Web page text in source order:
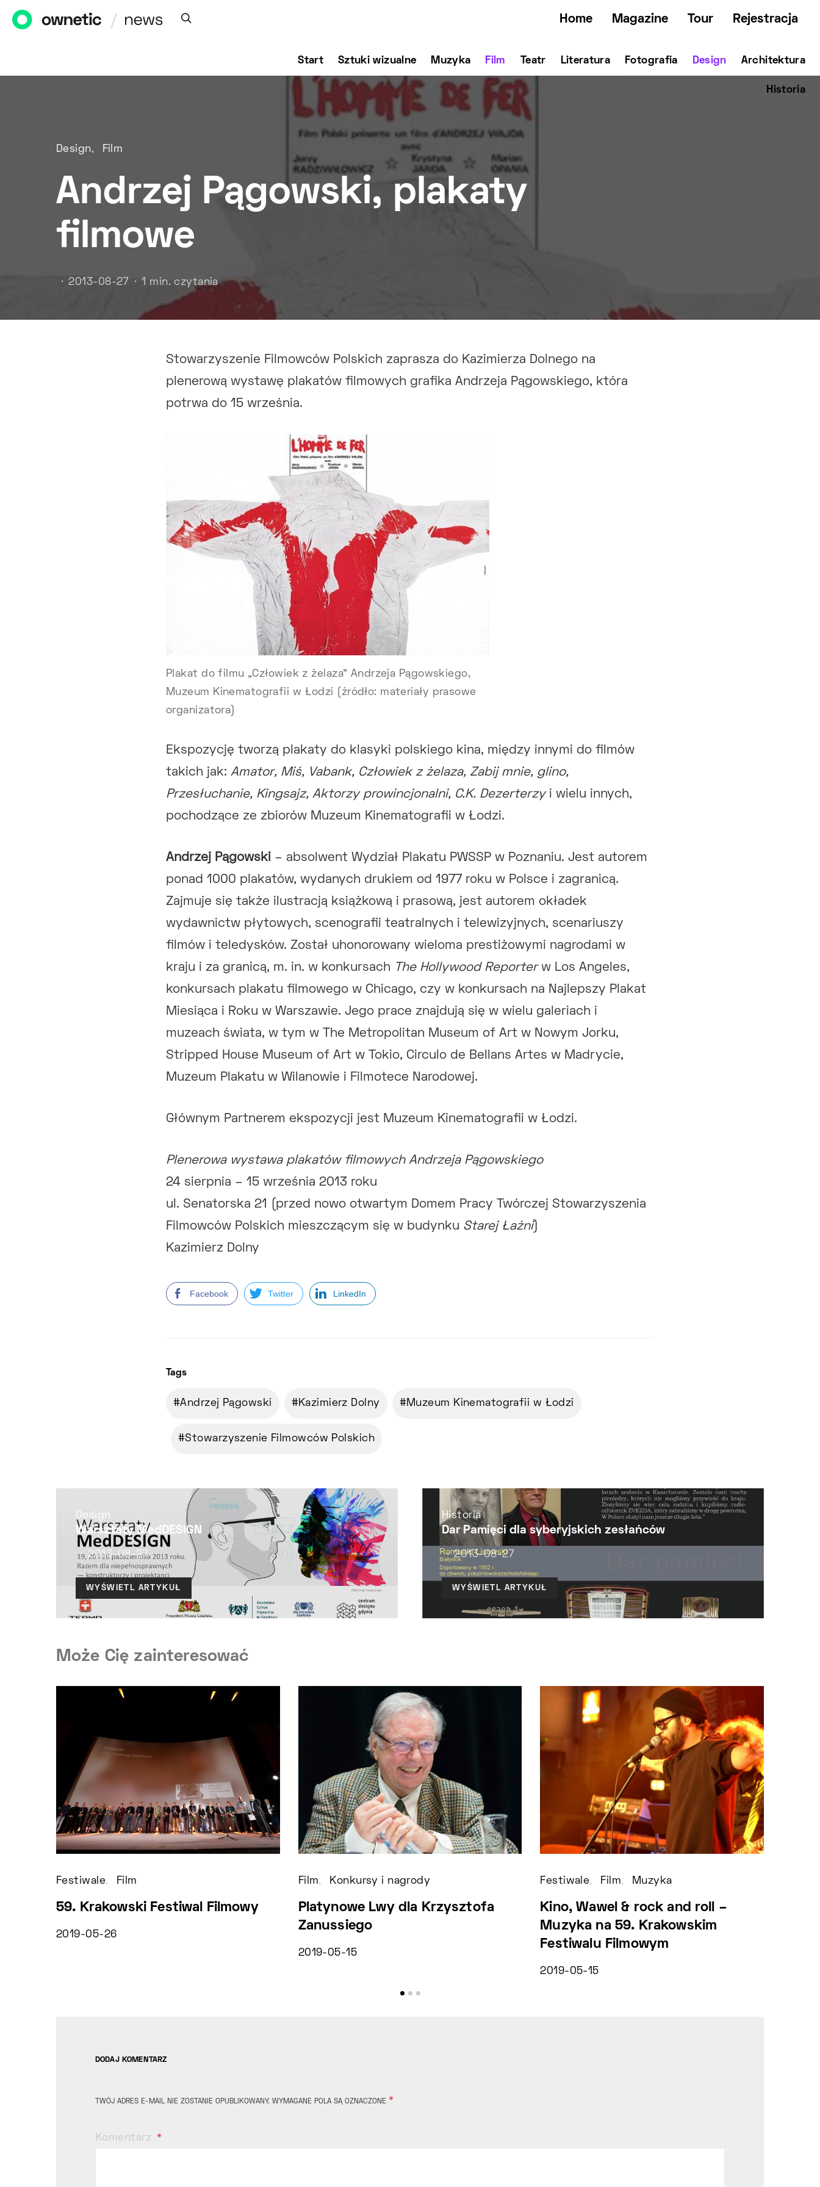
Home Magazine Tour Rejestracja
Start Sztuki wizualne Muzyka Film Teatr Literatura Fotografia Design Architektura
Historia
Design Film
Andrzej Pągowski, plakaty
filmowe
2013-08-27 1 min. czytania
Stowarzyszenie Filmowców Polskich zaprasza do Kazimierza Dolnego na
plenerową wystawę plakatów filmowych grafika Andrzeja Pągowskiego, która
potrwa do 15 września.
Plakat do filmu „Człowiek z żelaza” Andrzeja Pągowskiego,
Muzeum Kinematografii w Łodzi (źródło: materiały prasowe
organizatora)
Ekspozycję tworzą plakaty do klasyki polskiego kina, między innymi do filmów
takich jak: Amator, Miś, Vabank, Człowiek z żelaza, Zabij mnie, glino,
Przesłuchanie, Kingsajz, Aktorzy prowincjonalni, C.K. Dezerterzyi wielu innych,
pochodzące ze zbiorów Muzeum Kinematografii w Łodzi.
Andrzej Pągowski – absolwent Wydział Plakatu PWSSP w Poznaniu. Jest autorem
ponad 1000 plakatów, wydanych drukiem od 1977 roku w Polsce i zagranicą.
Zajmuje się także ilustracją książkową i prasową, jest autorem okładek
wydawnictw płytowych, scenografii teatralnych i telewizyjnych, scenariuszy
filmów i teledysków. Został uhonorowany wieloma prestiżowymi nagrodami w
kraju i za granicą, m. in. w konkursach
The Hollywood Reporterw Los Angeles,
konkursach plakatu filmowego w Chicago, czy w konkursach na Najlepszy Plakat
Miesiąca i Roku w Warszawie. Jego prace znajdują się w wielu galeriach i
muzeach świata, w tym w The Metropolitan Museum of Art w Nowym Jorku,
Stripped House Museum of Art w Tokio, Circulo de Bellans Artes w Madrycie,
Muzeum Plakatu w Wilanowie i Filmotece Narodowej.
Głównym Partnerem ekspozycji jest Muzeum Kinematografii w Łodzi.
Plenerowa wystawa plakatów filmowych Andrzeja Pągowskiego
24 sierpnia – 15 września 2013 roku
ul. Senatorska 21 (przed nowo otwartym Domem Pracy Twórczej Stowarzyszenia
Filmowców Polskich mieszczącym się w budynku Starej Łaźni)
Kazimierz Dolny
Facebook Twitter LinkedIn
Tags
Andrzej Pągowski Kazimierz Dolny Muzeum Kinematografii w Łodzi
Stowarzyszenie Filmowców Polskich
Design
Warsztaty MedDESIGN
2013-08-27
WYŚWIETL ARTYKUŁ
Historia
Dar Pamięci dla syberyjskich zesłańców
2013-08-27
WYŚWIETL ARTYKUŁ
Może Cię zainteresować
Festiwale Film
59. Krakowski Festiwal Filmowy
2019-05-26
Film Konkursy i nagrody
Platynowe Lwy dla Krzysztofa
Zanussiego
2019-05-15
Festiwale Film Muzyka
Kino, Wawel & rock and roll –
Muzyka na 59. Krakowskim
Festiwalu Filmowym
2019-05-15
DODAJ KOMENTARZ
TWÓJ ADRES E-MAIL NIE ZOSTANIE OPUBLIKOWANY. WYMAGANE POLA SĄ OZNACZONE *
Komentarz